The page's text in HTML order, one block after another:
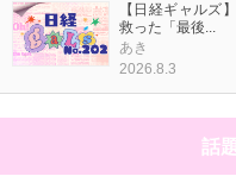
【日経ギャルズ
救った「最後...
あき
2026.8.3
話